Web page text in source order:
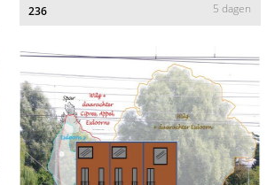
236 5 dagen